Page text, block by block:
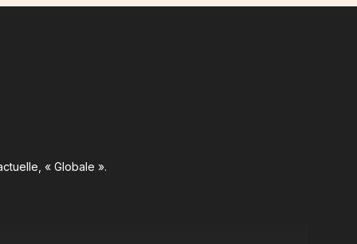
« Globale ».